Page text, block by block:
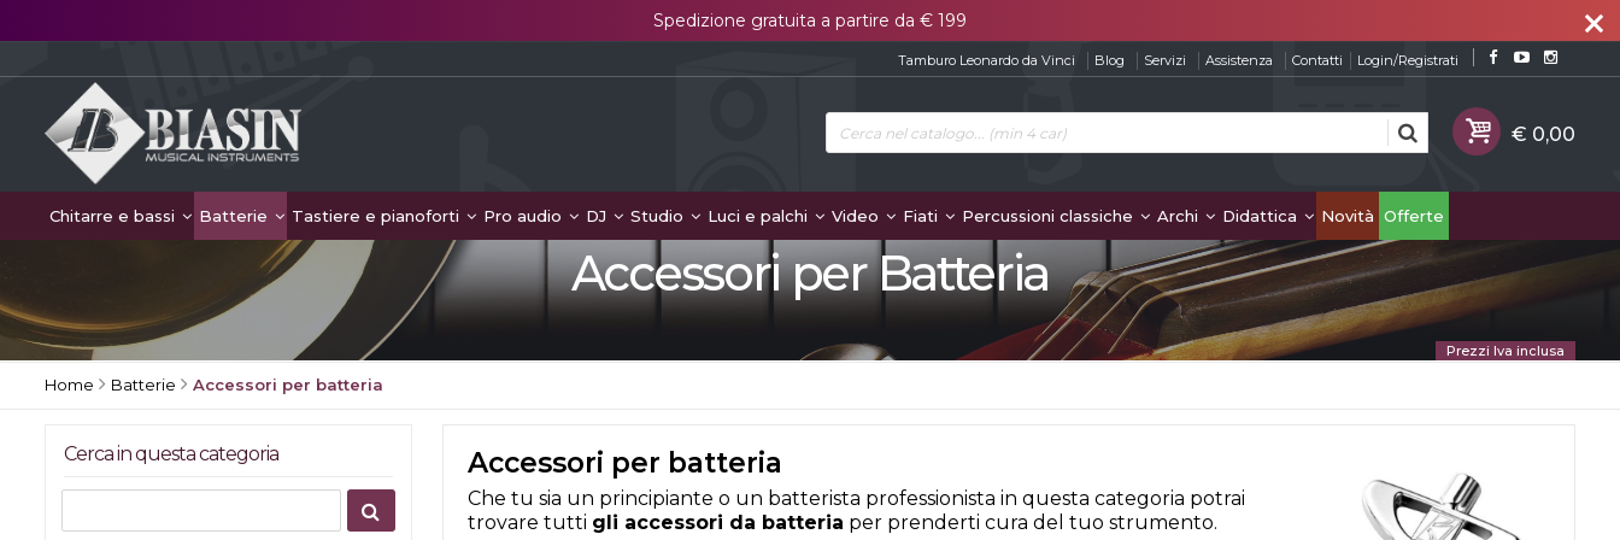
close
Spedizione gratuita a partire da € 199
Tamburo Leonardo da Vinci Blog Servizi Assistenza Contatti Login/Registrati
Chitarre e bassi Batterie Tastiere e pianoforti Pro audio DJ Studio Luci e palchi Video Fiati Percussioni classiche Archi Didattica Novità Offerte
Accessori per Batteria
Prezzi Iva inclusa
Home Batterie Accessori per batteria
Accessori per batteria
Che tu sia un principiante o un batterista professionista in questa categoria potrai
trovare tutti gli accessori da batteria per prenderti cura del tuo strumento.
Cerca in questa categoria